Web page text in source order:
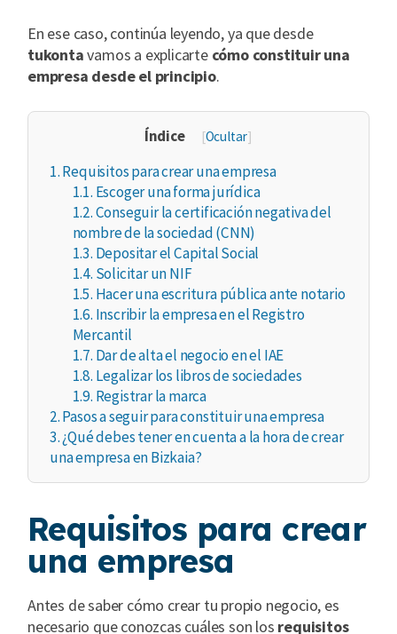
En ese caso, continúa leyendo, ya que desde
tukontavamos a explicarte cómo constituir una
empresa desde el principio.
Índice [Ocultar]
1.Requisitos para crear una empresa
1.1. Escoger una forma jurídica
1.2.Conseguir la certificación negativa del
nombre de la sociedad (CNN)
1.3. Depositar el Capital Social
1.4. Solicitar un NIF
1.5. Hacer una escritura pública ante notario
1.6. Inscribir la empresa en el Registro
Mercantil
1.7. Dar de alta el negocio en el IAE
1.8. Legalizar los libros de sociedades
1.9. Registrar la marca
2.Pasos a seguir para constituir una empresa
3.¿Qué debes tener en cuenta a la hora de crear
una empresa en Bizkaia?
Requisitos para crear
una empresa
Antes de saber cómo crear tu propio negocio, es
necesario que conozcas cuáles son los requisitos